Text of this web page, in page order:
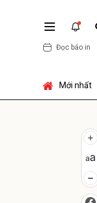
Đọc báo in
Mới nhất